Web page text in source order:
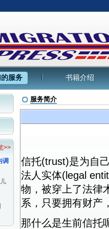
服务 书籍介绍
>>
调
服务简介
信托(trust)是为自
法人实体(legal
物，被穿上了法律
系，只要拥有财产
那什么是生前信托